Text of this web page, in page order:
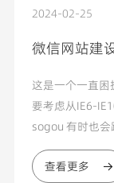
2024-02-25
微信网站建
这是一个一直困
要考虑从IE6-IE10
sogou 有时也
否需要考虑兼
建设时会出现这
查看更多